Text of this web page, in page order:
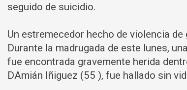
seguido de suicidio.
Un estremecedor hecho de violencia
Durante la madrugada de este lunes,
fue encontrada gravemente herida
DAmián Iñiguez (55 ), fue hallado sin